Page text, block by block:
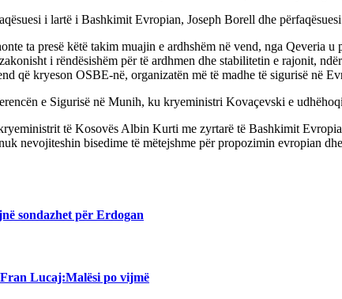
i lartë i Bashkimit Evropian, Joseph Borell dhe
ta presë këtë takim muajin e ardhshëm në vend, nga Qeveria
i rëndësishëm për të ardhmen dhe stabilitetin e rajonit,
që kryeson OSBE-në, organizatën më të madhe të sigurisë në
e Sigurisë në Munih, ku kryeministri Kovaçevski e
të Kosovës Albin Kurti me zyrtarë të Bashkimit
nevojiteshin bisedime të mëtejshme për propozimin evropian
sondazhet për Erdogan
Lucaj:Malësi po vijmë